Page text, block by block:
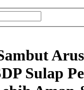
Sulap